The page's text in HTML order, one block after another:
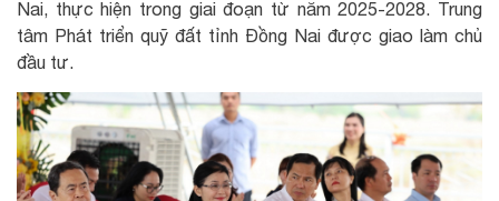
Nai, thực hiện trong giai đoạn từ năm 2025-2028. Trung
tâm Phát triển quỹ đất tỉnh Đồng Nai được giao làm chủ
đầu tư.